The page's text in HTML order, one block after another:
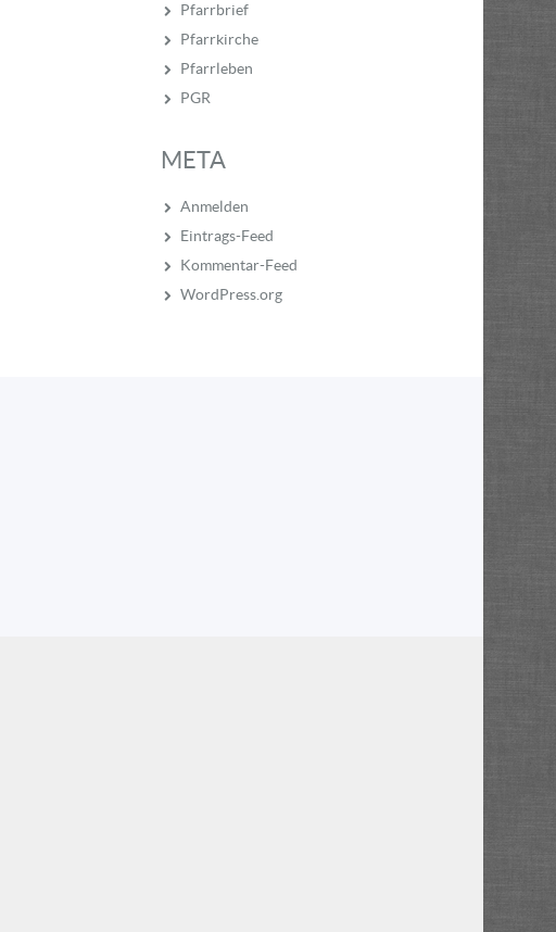
Pfarrbrief
Pfarrkirche
Pfarrleben
PGR
META
Anmelden
Eintrags-Feed
Kommentar-Feed
WordPress.org